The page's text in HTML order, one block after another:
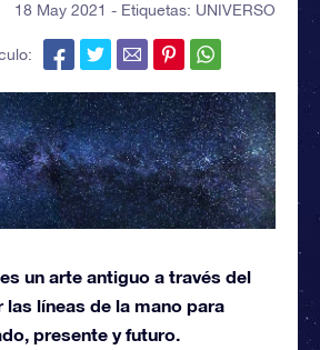
18 May 2021 - Etiquetas: UNIVERSO
un arte antiguo a través del
las líneas de la mano para
presente y futuro.